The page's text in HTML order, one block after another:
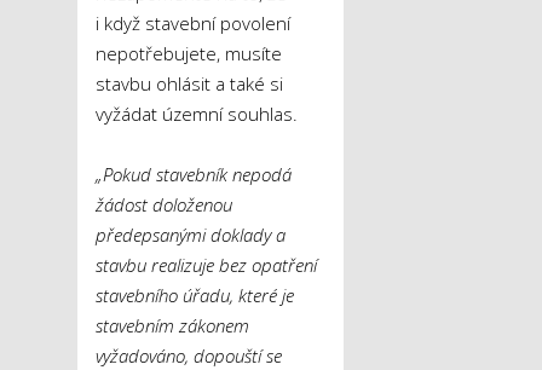
i když stavební povolení
nepotřebujete, musíte
stavbu ohlásit a také si
vyžádat územní souhlas.
„Pokud stavebník nepodá
žádost doloženou
předepsanými doklady a
stavbu realizuje bez opatření
stavebního úřadu, které je
stavebním zákonem
vyžadováno, dopouští se